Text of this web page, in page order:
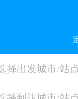
择出发城市/站